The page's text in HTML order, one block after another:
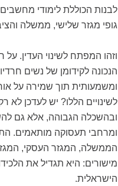
לבנות הכוללת לימודי
גופי מגזר שלישי, ממשלה
וזהו המפתח לשינוי העדין. על
הנכונה לקידומן של נשים
ומשמעותית תוך שמירה על
לשינויים הללו? יש לעדכן לא
ובהשכלה הגבוהה, אלא גם
ומרחבי תעסוקה מותאמים.
הממשלה, המגזר העסקי,
מישורים: היא תגדיל את
הישראלית.